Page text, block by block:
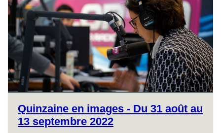
Quinzaine en images - Du 31 août au
13 septembre 2022